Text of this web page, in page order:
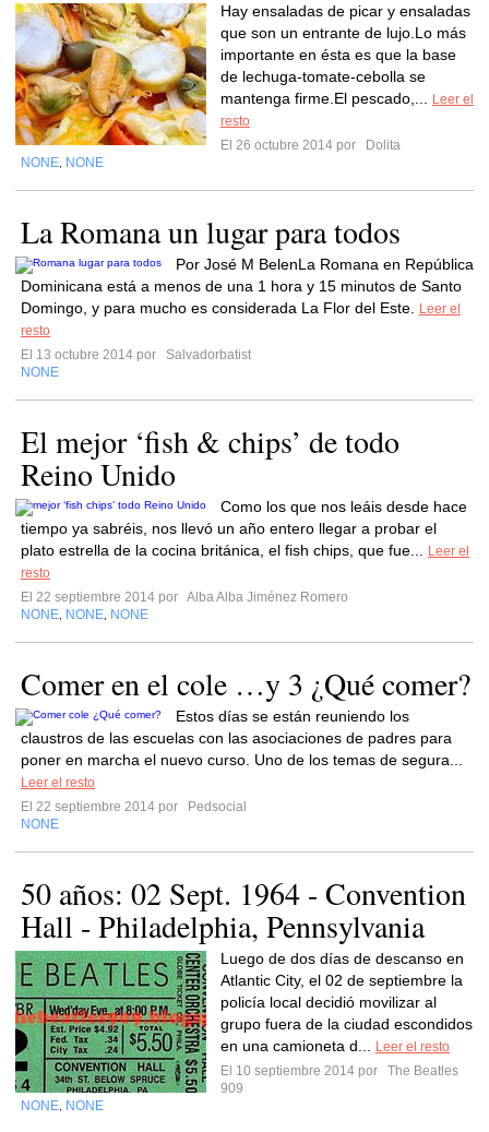
Hay ensaladas de picar y ensaladas
que son un entrante de lujo.Lo más
importante en ésta es que la base
de lechuga-tomate-cebolla se
mantenga firme.El pescado,...
Leer el
resto
El 26 octubre 2014 por
Dolita
NONE NONE
La Romana un lugar para todos
Por José M BelenLa Romana en República
Dominicana está a menos de una 1 hora y 15 minutos de Santo
Domingo, y para mucho es considerada La Flor del Este.
Leer el
resto
El 13 octubre 2014 por
Salvadorbatist
NONE
El mejor ‘fish & chips’ de todo
Reino Unido
Como los que nos leáis desde hace
tiempo ya sabréis, nos llevó un año entero llegar a probar el
plato estrella de la cocina británica, el fish chips, que fue...
Leer el
resto
El 22 septiembre 2014 por Alba Alba Jiménez Romero
NONE NONE NONE
Comer en el cole …y 3 ¿Qué comer?
Estos días se están reuniendo los
claustros de las escuelas con las asociaciones de padres para
poner en marcha el nuevo curso. Uno de los temas de segura...
Leer el resto
El 22 septiembre 2014 por
Pedsocial
NONE
50 años: 02 Sept. 1964 - Convention
Hall - Philadelphia, Pennsylvania
Luego de dos días de descanso en
Atlantic City, el 02 de septiembre la
policía local decidió movilizar al
grupo fuera de la ciudad escondidos
en una camioneta d...
Leer el resto
El 10 septiembre 2014 por
The Beatles
909
NONE NONE